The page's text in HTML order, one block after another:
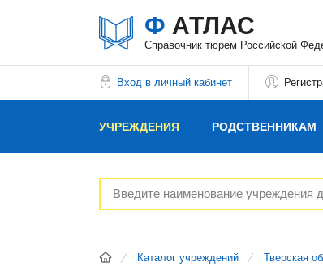
Ф АТЛАС
Справочник тюрем Российской
Вход в личный кабинет
УЧРЕЖДЕНИЯ РОДСТВЕННИКАМ
РЕКЛАМОДАТЕЛЯМ
Каталог учреждений Тверская